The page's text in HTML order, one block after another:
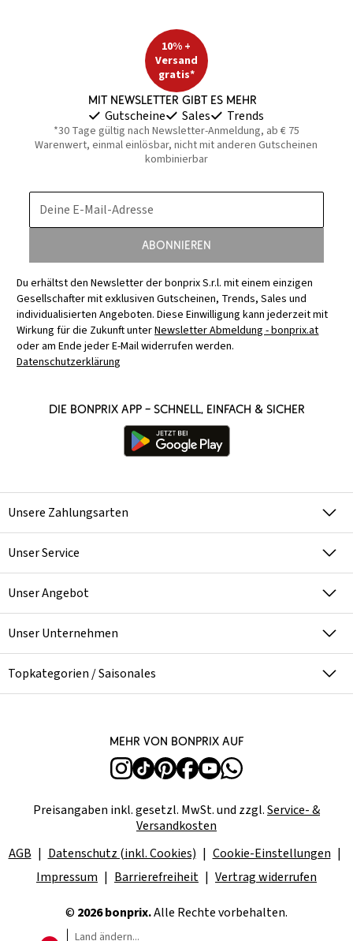
10% +
Versand
gratis*
Mit Newsletter gibt es mehr
Gutscheine Sales Trends
*30 Tage gültig nach Newsletter-Anmeldung, ab € 75
Warenwert, einmal einlösbar, nicht mit anderen Gutscheinen
kombinierbar
Deine E-Mail-Adresse
Abonnieren
Du erhältst den Newsletter der bonprix S.r.l. mit einem einzigen
Gesellschafter mit exklusiven Gutscheinen, Trends, Sales und
individualisierten Angeboten. Diese Einwilligung kann jederzeit mit
Wirkung für die Zukunft unterNewsletter Abmeldung - bonprix.at
oder am Ende jeder E-Mail widerrufen werden.
Datenschutzerklärung
Die bonprix App – schnell, einfach & sicher
Unsere Zahlungsarten
Unser Service
Unser Angebot
Unser Unternehmen
Topkategorien / Saisonales
Mehr von bonprix auf
Preisangaben inkl. gesetzl. MwSt. und zzgl.Service- &
Versandkosten
AGB
Datenschutz (inkl. Cookies)
Cookie-Einstellungen
Impressum
Barrierefreiheit Vertrag widerrufen
© 2026 bonprix.Alle Rechte vorbehalten.
Land ändern...